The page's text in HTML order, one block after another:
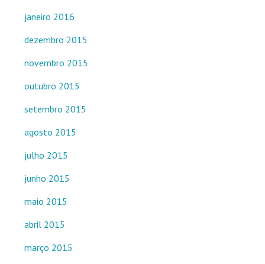
janeiro 2016
dezembro 2015
novembro 2015
outubro 2015
setembro 2015
agosto 2015
julho 2015
junho 2015
maio 2015
abril 2015
março 2015